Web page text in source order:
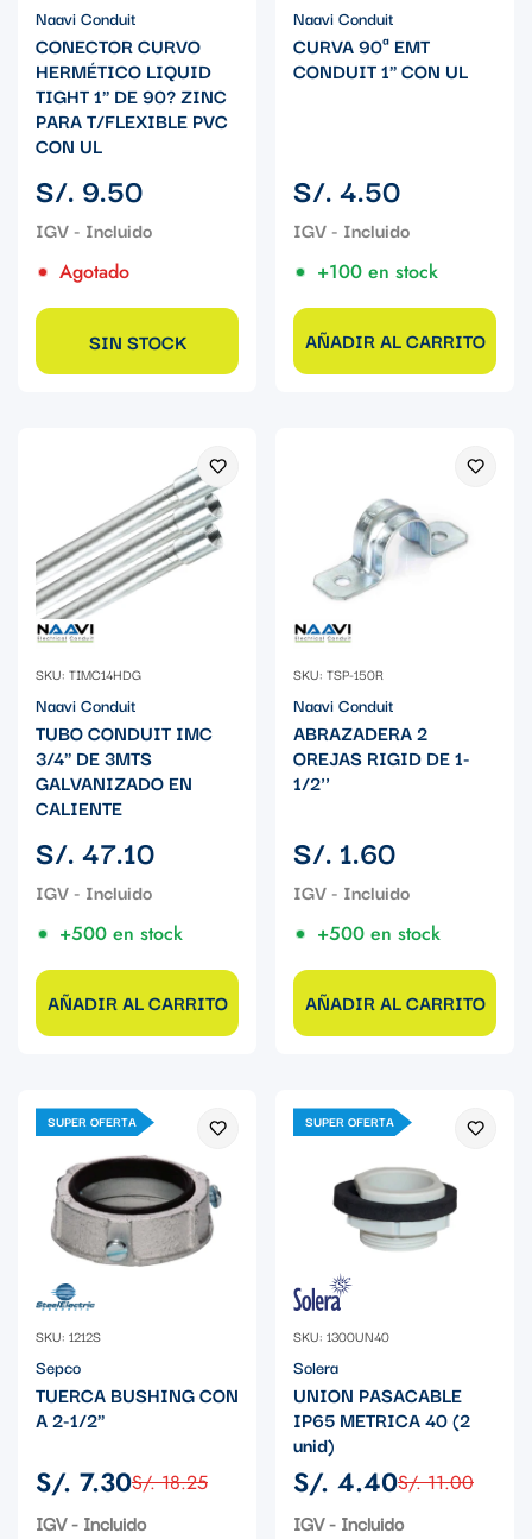
Naavi Conduit
CONECTOR CURVO
HERMÉTICO LIQUID
TIGHT 1" DE 90? ZINC
PARA T/FLEXIBLE PVC
CON UL
Precio
regular
S/. 9.50
Agotado
SIN STOCK
Naavi Conduit
CURVA 90ª EMT
CONDUIT 1" CON UL
Precio
regular
S/. 4.50
+100 en stock
AÑADIR AL CARRITO
SKU: TIMC14HDG
Naavi Conduit
TUBO CONDUIT IMC
3/4" DE 3MTS
GALVANIZADO EN
CALIENTE
Precio
regular
S/. 47.10
+500 en stock
AÑADIR AL CARRITO
SKU: TSP-150R
Naavi Conduit
ABRAZADERA 2
OREJAS RIGID DE 1-
1/2''
Precio
regular
S/. 1.60
+500 en stock
AÑADIR AL CARRITO
SUPER OFERTA
SKU: 1212S
Sepco
TUERCA BUSHING CON
A 2-1/2"
Precio
de
S/. 7.30
Precio
regular
S/. 18.25
IGV - Incluido
SUPER OFERTA
SKU: 1300UN40
Solera
UNION PASACABLE
IP65 METRICA 40 (2
unid)
Precio
de
S/. 4.40
Precio
regular
S/. 11.00
IGV - Incluido